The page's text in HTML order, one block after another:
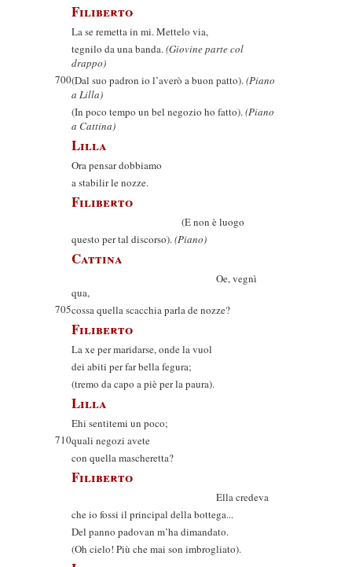
Filiberto
La se remetta in mi. Mettelo via,
tegnilo da una banda.(Giovine parte col
drappo)
700(Dal suo padron io l’averò a buon patto).(Piano
a Lilla)
(In poco tempo un bel negozio ho fatto).(Piano
a Cattina)
Lilla
Ora pensar dobbiamo
a stabilir le nozze.
Filiberto
(E non è luogo
questo per tal discorso).(Piano)
Cattina
Oe, vegnì
qua,
705cossa quella scacchia parla de nozze?
Filiberto
La xe per maridarse, onde la vuol
dei abiti per far bella fegura;
(tremo da capo a piè per la paura).
Lilla
Ehi sentitemi un poco;
710quali negozi avete
con quella mascheretta?
Filiberto
Ella credeva
che io fossi il principal della bottega...
Del panno padovan m’ha dimandato.
(Oh cielo! Più che mai son imbrogliato).